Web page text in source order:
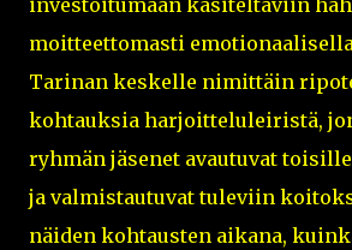
moitteettomasti
Tarinan keskelle nimittäin
kohtauksia harjoitteluleiristä,
ryhmän jäsenet avautuvat
ja valmistautuvat tuleviin
näiden kohtausten aikana,